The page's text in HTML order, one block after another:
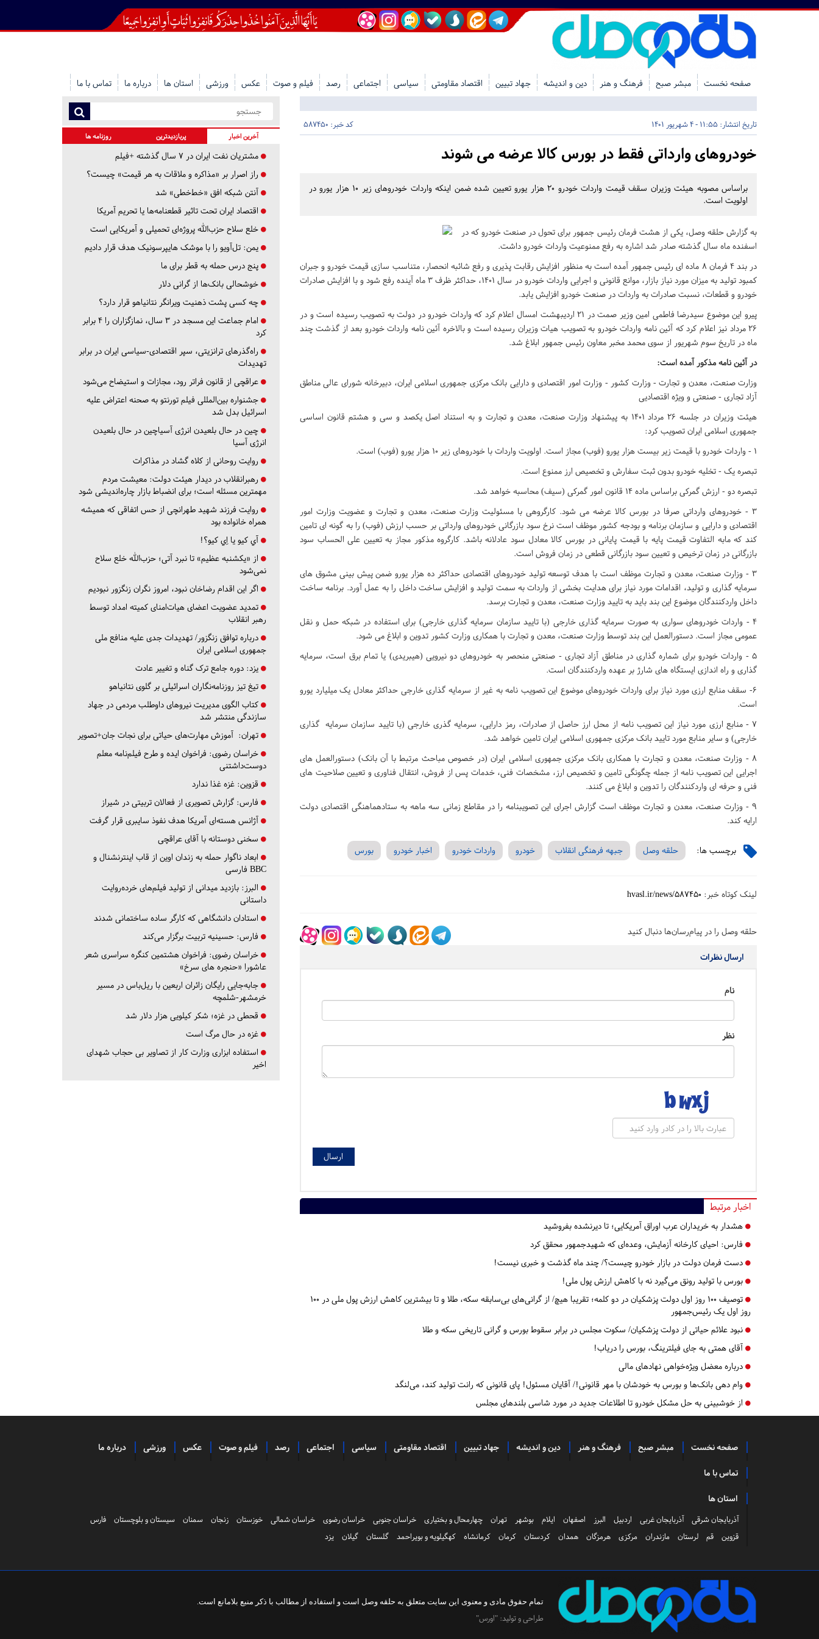
صفحه نخست مبشر صبح فرهنگ و هنر دین و اندیشه جهاد تبیین اقتصاد مقاومتی سیاسی اجتماعی رصد فیلم و صوت عکس ورزشی استان ها درباره ما تماس با ما
تاریخ انتشار: 11:55 - 4 شهریور 1401 کد خبر: 587450
خودروهای وارداتی فقط در بورس کالا عرضه می شوند
براساس مصوبه هیئت وزیران سقف قیمت واردات خودرو ۲۰ هزار یورو تعیین شده ضمن اینکه واردات خودروهای زیر ۱۰ هزار یورو در
اولویت است.
به گزارش حلقه وصل، یکی از هشت فرمان رئیس جمهور برای تحول در صنعت خودرو که در
اسفنده ماه سال گذشته صادر شد اشاره به رفع ممنوعیت واردات خودرو داشت.
در بند ۴ فرمان ۸ ماده ای رئیس جمهور آمده است به منظور افزایش رقابت پذیری و رفع شائبه انحصار، متناسب سازی قیمت خودرو و جبران
کمبود تولید به میزان مورد نیاز بازار، موانع قانونی و اجرایی واردات خودرو در سال ۱۴۰۱، حداکثر ظرف ۳ ماه آینده رفع شود و با افزایش صادرات
خودرو و قطعات، نسبت صادرات به واردات در صنعت خودرو افزایش یابد.
پیرو این موضوع سیدرضا فاطمی امین وزیر صمت در ۲۱ اردیبهشت امسال اعلام کرد که واردات خودرو در دولت به تصویب رسیده است و در
۲۶ مرداد نیز اعلام کرد که آئین نامه واردات خودرو به تصویب هیات وزیران رسیده است و بالاخره آئین نامه واردات خودرو بعد از گذشت چند
ماه در تاریخ سوم شهریور از سوی محمد مخبر معاون رئیس جمهور ابلاغ شد.
در آئین نامه مذکور آمده است:
وزارت صنعت، معدن و تجارت - وزارت کشور - وزارت امور اقتصادی و دارایی بانک مرکزی جمهوری اسلامی ایران، دبیرخانه شورای عالی مناطق
آزاد تجاری - صنعتی و ویژه اقتصادیی
هیئت وزیران در جلسه ۲۶ مرداد ۱۴۰۱ به پیشنهاد وزارت صنعت، معدن و تجارت و به استناد اصل یکصد و سی و هشتم قانون اساسی
جمهوری اسلامی ایران تصویب کرد:
۱ - واردات خودرو با قیمت زیر بیست هزار یورو (فوب) مجاز است. اولویت واردات با خودروهای زیر ۱۰ هزار یورو (فوب) است.
تبصره یک - تخلیه خودرو بدون ثبت سفارش و تخصیص ارز ممنوع است.
تبصره دو - ارزش گمرکی براساس ماده ۱۴ قانون امور گمرکی (سیف) محاسبه خواهد شد.
۳ - خودروهای وارداتی صرفا در بورس کالا عرضه می شود. کارگروهی با مسئولیت وزارت صنعت، معدن و تجارت و عضویت وزارت امور
اقتصادی و دارایی و سازمان برنامه و بودجه کشور موظف است نرخ سود بازرگانی خودروهای وارداتی بر حسب ارزش (فوب) را به گونه ای تامین
کند که مابه التفاوت قیمت پایه با قیمت پایانی در بورس کالا معادل سود عادلانه باشد. کارگروه مذکور مجاز به تعیین علی الحساب سود
بازرگانی در زمان ترخیص و تعیین سود بازرگانی قطعی در زمان فروش است.
۳ - وزارت صنعت، معدن و تجارت موظف است با هدف توسعه تولید خودروهای اقتصادی حداکثر ده هزار یورو ضمن پیش بینی مشوق های
سرمایه گذاری و تولید، اقدامات مورد نیاز برای هدایت بخشی از واردات به سمت تولید و افزایش ساخت داخل را به عمل آورد. برنامه ساخت
داخل واردکنندگان موضوع این بند باید به تایید وزارت صنعت، معدن و تجارت برسد.
۴ - واردات خودروهای سواری به صورت سرمایه گذاری خارجی (با تایید سازمان سرمایه گذاری خارجی) برای استفاده در شبکه حمل و نقل
عمومی مجاز است. دستورالعمل این بند توسط وزارت صنعت، معدن و تجارت با همکاری وزارت کشور تدوین و ابلاغ می شود.
۵ - واردات خودرو برای شماره گذاری در مناطق آزاد تجاری - صنعتی منحصر به خودروهای دو نیرویی (هیبریدی) یا تمام برق است، سرمایه
گذاری و راه اندازی ایستگاه های شارژ بر عهده واردکنندگان است.
۶- سقف منابع ارزی مورد نیاز برای واردات خودروهای موضوع این تصویب نامه به غیر از سرمایه گذاری خارجی حداکثر معادل یک میلیارد یورو
است.
۷ - منابع ارزی مورد نیاز این تصویب نامه از محل ارز حاصل از صادرات، رمز دارایی، سرمایه گذری خارجی (با تایید سازمان سرمایه گذاری
خارجی) و سایر منابع مورد تایید بانک مرکزی جمهوری اسلامی ایران تامین خواهد شد.
۸ - وزارت صنعت، معدن و تجارت با همکاری بانک مرکزی جمهوری اسلامی ایران (در خصوص مباحث مرتبط با آن بانک) دستورالعمل های
اجرایی این تصویب نامه از جمله چگونگی تامین و تخصیص ارز، مشخصات فنی، خدمات پس از فروش، انتقال فناوری و تعیین صلاحیت های
فنی و حرفه ای واردکنندگان را تدوین و ابلاغ می کنند.
۹ - وزارت صنعت، معدن و تجارت موظف است گزارش اجرای این تصویبنامه را در مقاطع زمانی سه ماهه به ستادهماهنگی اقتصادی دولت
ارایه کند.
برچسب ها: حلقه وصل جبهه فرهنگی انقلاب خودرو واردات خودرو اخبار خودرو بورس
لینک کوتاه خبر: hvasl.ir/news/587450
حلقه وصل را در پیام‌رسان‌ها دنبال کنید
ارسال نظرات
نام
نظر
اخبار مرتبط
هشدار به خریداران عرب اوراق آمریکایی؛ تا دیرنشده بفروشید
فارس: احیای کارخانه آزمایش، وعده‌ای که شهیدجمهور محقق کرد
دست فرمان دولت در بازار خودرو چیست؟/ چند ماه گذشت و خبری نیست!
بورس با تولید رونق می‌گیرد نه با کاهش ارزش پول ملی!
توصیف ۱۰۰ روز اول دولت پزشکیان در دو کلمه؛ تقریبا هیچ/ از گرانی‌های بی‌سابقه سکه، طلا و تا بیشترین کاهش ارزش پول ملی در ۱۰۰
روز اول یک رئیس‌جمهور
نبود علائم حیاتی از دولت پزشکیان/ سکوت مجلس در برابر سقوط بورس و گرانی تاریخی سکه و طلا
آقای همتی به جای فیلترینگ، بورس را دریاب!
درباره معضل ‌ویژه‌خواهی نهاد‌های مالی
وام دهی بانک‌ها و بورس به خودشان با مهر قانونی!/ آقایان مسئول! پای قانونی که رانت تولید کند، می‌لنگد
از خوشبینی به حل مشکل خودرو تا اطلاعات جدید در مورد شاسی بلندهای مجلس
آخرین اخبار پربازدیدترین روزنامه ها
مشتریان نفت ایران در ۷ سال گذشته +فیلم
راز اصرار بر «مذاکره و ملاقات به هر قیمت» چیست؟
آنتن شبکه افق «خط‌خطی» شد
اقتصاد ایران تحت تاثیر قطعنامه‌ها یا تحریم‌ آمریکا
خلع سلاح حزب‌الله پروژه‌ای تحمیلی و آمریکایی است
یمن: تل‌آویو را با موشک هایپرسونیک هدف قرار دادیم
پنج درس‌ حمله به قطر برای ما
خوشحالی بانک‌ها از گرانی دلار
چه کسی پشت ذهنیت ویرانگر نتانیاهو قرار دارد؟
امام جماعت این مسجد در ۳ سال، نمازگزاران را ۴ برابر
کرد
راه‌گذرهای ترانزیتی، سپر اقتصادی-سیاسی ایران در برابر
تهدیدات
عراقچی از قانون فراتر رود، مجازات و استیضاح می‌شود
جشنواره بین‌المللی فیلم تورنتو به صحنه اعتراض علیه
اسرائیل بدل شد
چین در حال بلعیدن انرژی آسیاچین در حال بلعیدن
انرژی آسیا
روایت روحانی از کلاه گشاد در مذاکرات
رهبرانقلاب در دیدار هیئت دولت: معیشت مردم
مهمترین مسئله است؛ برای انضباط بازار چاره‌اندیشی شود
روایت فرزند شهید طهرانچی از حس اتفاقی که همیشه
همراه خانواده بود
آي كيو يا اِي كيو؟!
از «یکشنبه عظیم» تا نبرد آتی؛ حزب‌الله خلع سلاح
نمی‌شود
اگر این اقدام رضاخان نبود، امروز نگران زنگزور نبودیم
تمدید عضویت اعضای هیات‌امنای کمیته امداد توسط
رهبر انقلاب
درباره توافق زنگزور/ تهدیدات جدی علیه منافع ملی
جمهوری اسلامی ایران
یزد: دوره جامع ترک گناه و تغییر عادت
تیغ تیز روزنامه‌نگاران اسرائیلی بر گلوی نتانیاهو
کتاب الگوی مدیریت نیروهای داوطلب مردمی در جهاد
سازندگی منتشر شد
تهران: آموزش مهارت‌های حیاتی برای نجات جان+تصویر
خراسان رضوی: فراخوان ایده و طرح فیلم‌نامه معلم
دوست‌داشتنی
قزوین: غزه غذا ندارد
فارس: گزارش تصویری از فعالان تربیتی در شیراز
آژانس هسته‌ای آمریکا هدف نفوذ سایبری قرار گرفت
سخنی دوستانه با آقای عراقچی
ابعاد ناگوار حمله به زندان اوین از قاب اینترنشنال و
BBC فارسی
البرز: بازدید میدانی از تولید فیلم‌های خرده‌روایت
داستانی
استادان دانشگاهی که کارگر ساده ساختمانی شدند
فارس: حسینیه تربیت برگزار می‌کند
خراسان رضوی: فراخوان هشتمین کنگره سراسری شعر
عاشورا «حنجره های سرخ»
جابه‌جایی رایگان زائران اربعین با ریل‌باس در مسیر
خرمشهر-شلمچه
قحطی در غزه؛ شکر کیلویی هزار دلار شد
غزه در حال مرگ است
استفاده ابزاری وزارت کار از تصاویر بی حجاب شهدای
اخیر
صفحه نخست مبشر صبح فرهنگ و هنر دین و اندیشه جهاد تبیین اقتصاد مقاومتی سیاسی اجتماعی رصد فیلم و صوت عکس ورزشی درباره ما
تماس با ما
استان ها
آذربایجان شرقی آذربایجان غربی اردبیل البرز اصفهان ایلام بوشهر تهران چهارمحال و بختیاری خراسان جنوبی خراسان رضوی خراسان شمالی خوزستان زنجان سمنان سیستان و بلوچستان
فارس
قزوین
قم لرستان مازندران مرکزی هرمزگان همدان کردستان کرمان کرمانشاه کهگیلویه و بویراحمد گلستان گیلان یزد
تمام حقوق مادی و معنوی این سایت متعلق به حلقه وصل است و استفاده از مطالب با ذکر منبع بلامانع است.
طراحی و تولید: "اورس"